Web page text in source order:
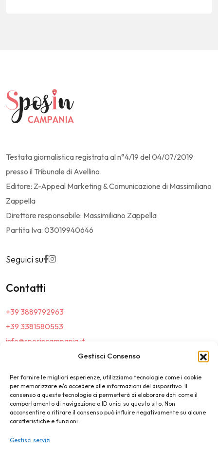
Gestisci Consenso
Per fornire le migliori esperienze, utilizziamo tecnologie come i cookie
per memorizzare e/o accedere alle informazioni del dispositivo. Il
consenso a queste tecnologie ci permetterà di elaborare dati come il
comportamento di navigazione o ID unici su questo sito. Non
acconsentire o ritirare il consenso può influire negativamente su alcune
caratteristiche e funzioni.
Gestisci servizi
Testata giornalistica registrata al n°4/19 del 04/07/2019
presso il Tribunale di Avellino.
Editore: Z-Appeal Marketing & Comunicazione di Massimiliano
Zappella
Direttore responsabile: Massimiliano Zappella
Partita Iva: 03019940646
Seguici su
Contatti
+39 3889792963
+39 3381580553
info@sposincampania.it
sposincampania@pec.it
Link
Top100
News e Tendenze
Destination Wedding